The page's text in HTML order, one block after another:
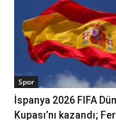
Spor
İspanya 2026 FIFA
Kupası’nı kazandı;